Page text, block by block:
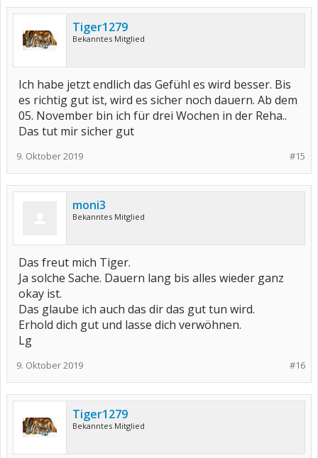
Tiger1279
Bekanntes Mitglied
Ich habe jetzt endlich das Gefühl es wird besser. Bis
es richtig gut ist, wird es sicher noch dauern. Ab dem
05. November bin ich für drei Wochen in der Reha..
Das tut mir sicher gut
#15
9. Oktober 2019
moni3
Bekanntes Mitglied
Das freut mich Tiger.
Ja solche Sache. Dauern lang bis alles wieder ganz
okay ist.
Das glaube ich auch das dir das gut tun wird.
Erhold dich gut und lasse dich verwöhnen.
Lg
#16
9. Oktober 2019
Tiger1279
Bekanntes Mitglied